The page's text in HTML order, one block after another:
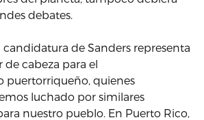
debates.
candidatura de Sanders representa
cabeza para el
puertorriqueño, quienes
luchado por similares
nuestro pueblo. En Puerto Rico,